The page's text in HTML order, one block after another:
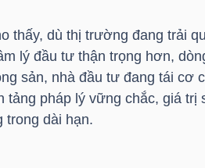
thấy, dù thị trường đang trải
lý đầu tư thận trọng hơn,
sản, nhà đầu tư đang tái cơ
tảng pháp lý vững chắc, giá
dài hạn.